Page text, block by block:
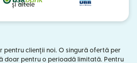
și altele
pentru clienții noi. O singură ofertă per
doar pentru o perioadă limitată. Pentru